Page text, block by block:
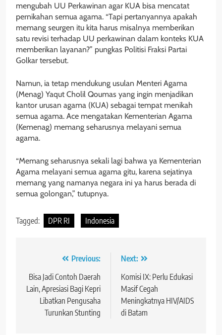
mengubah UU Perkawinan agar KUA bisa mencatat
pernikahan semua agama. “Tapi pertanyannya apakah
memang seurgen itu kita harus misalnya memberikan
satu revisi terhadap UU perkawinan dalam konteks KUA
memberikan layanan?” pungkas Politisi Fraksi Partai
Golkar tersebut.
Namun, ia tetap mendukung usulan Menteri Agama
(Menag) Yaqut Cholil Qoumas yang ingin menjadikan
kantor urusan agama (KUA) sebagai tempat menikah
semua agama. Ace mengatakan Kementerian Agama
(Kemenag) memang seharusnya melayani semua
agama.
“Memang seharusnya sekali lagi bahwa ya Kementerian
Agama melayani semua agama gitu, karena sejatinya
memang yang namanya negara ini ya harus berada di
semua golongan,” tutupnya.
Tagged: DPR RI Indonesia
Navigasi
pos
Previous:
Bisa Jadi Contoh Daerah
Lain, Apresiasi Bagi Kepri
Libatkan Pengusaha
Turunkan Stunting
Next:
Komisi IX: Perlu Edukasi
Masif Cegah
Meningkatnya HIV/AIDS
di Batam